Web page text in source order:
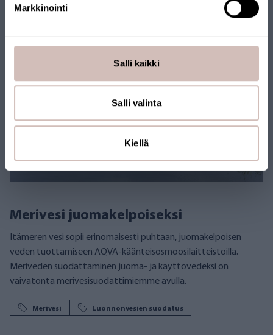
Markkinointi
Salli kaikki
Salli valinta
Kiellä
Kokemuksia
Merivesi juomakelpoiseksi
Itämeren vesi sopii erinomaisesti puhtaan, juomakelpoisen
veden tuottamiseen AQVA-käänteisosmoosilaitteistoilla.
Meriveden suodattaminen juoma- ja käyttövedeksi on
vaivatonta merivesisuodattimiemme avulla.
Merivesi Luonnonvesien suodatus